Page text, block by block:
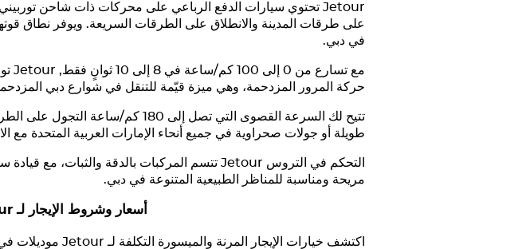
Jetour
على طرقات المدينة والانطلاق على الطرقات السريعة. ويوفر نطاق
في دبي.
مع تسارع من 0 إلى 100 كم/ساعة في 8 إلى 10 ثوانٍ فقط, Jetour
حركة المرور المزدحمة، وهي ميزة قيّمة للتنقل في شوارع دبي
تتيح لك السرعة القصوى التي تصل إلى
طويلة أو جولات صحراوية في جميع أنحاء الإمارات العربية المتحدة مع
التحكم في التروس Jetour تتسم المركبات بالدقة والثبات، مع
مريحة ومناسبة للمناظر الطبيعية المتنوعة في دبي.
أسعار وشروط الإيجار لـ
اكتشف خيارات الإيجار المرنة والميسورة التكلفة لـ Jetour موديلات